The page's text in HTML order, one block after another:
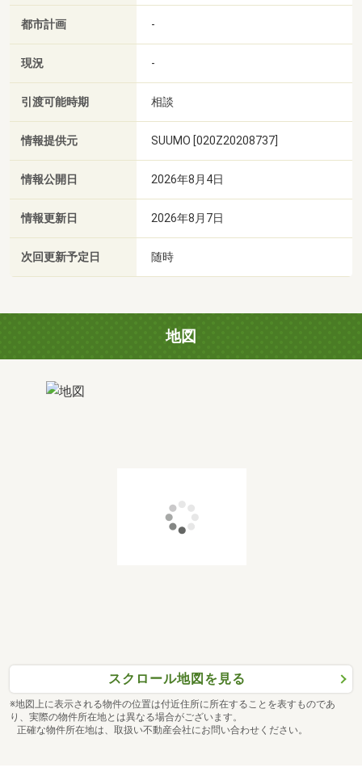
都市計画 -
現況 -
引渡可能時期 相談
情報提供元 SUUMO [020Z20208737]
情報公開日 2026年8月4日
情報更新日 2026年8月7日
次回更新予定日 随時
地図
スクロール地図を見る
※地図上に表示される物件の位置は付近住所に所在することを表すものであ
り、実際の物件所在地とは異なる場合がございます。
正確な物件所在地は、取扱い不動産会社にお問い合わせください。